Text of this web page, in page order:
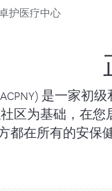
儿童医保计划（19
欢迎在本地活动中
承保的
护医疗中心
是一家初
社区为基础，在
都在所有的安保